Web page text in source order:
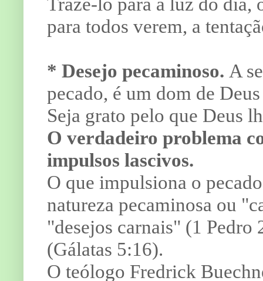
para todos verem, a
* Desejo pecaminoso. A
pecado, é um dom de
Seja grato pelo que Deus
O verdadeiro problema
impulsos lascivos.
O que impulsiona o
natureza pecaminosa ou
"desejos carnais" (1 Pedro
(Gálatas 5:16).
O teólogo Fredrick